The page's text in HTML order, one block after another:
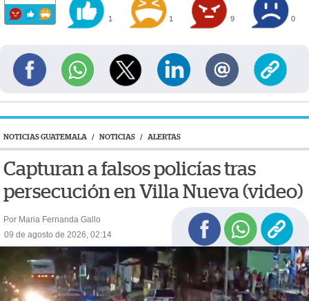
1 1 9 0
NOTICIAS GUATEMALA / NOTICIAS / ALERTAS
Capturan a falsos policías tras
persecución en Villa Nueva (video)
Por Maria Fernanda Gallo
09 de agosto de 2026, 02:14